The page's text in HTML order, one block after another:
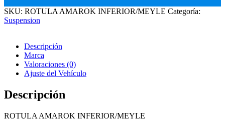
SKU: ROTULA AMAROK INFERIOR/MEYLE Categoría:
Suspension
Descripción
Marca
Valoraciones (0)
Ajuste del Vehículo
Descripción
ROTULA AMAROK INFERIOR/MEYLE